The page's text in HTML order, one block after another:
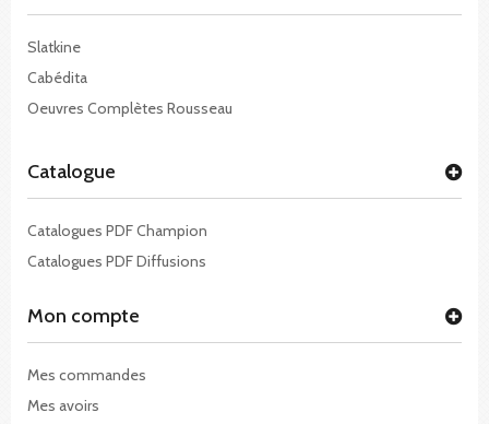
Slatkine
Cabédita
Oeuvres Complètes Rousseau
Catalogue
Catalogues PDF Champion
Catalogues PDF Diffusions
Mon compte
Mes commandes
Mes avoirs